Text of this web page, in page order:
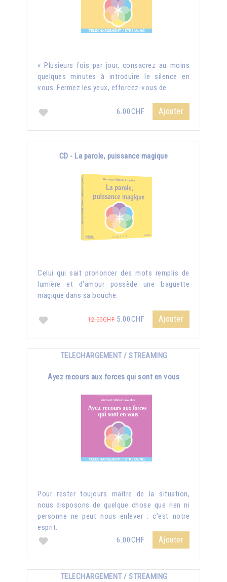
« Plusieurs fois par jour, consacrez au moins
quelques minutes à introduire le silence en
vous. Fermez les yeux, efforcez-vous de ...
6.00CHF Ajouter
CD - La parole, puissance magique
Celui qui sait prononcer des mots remplis de
lumière et d'amour possède une baguette
magique dans sa bouche.
12.00CHF 5.00CHF Ajouter
TELECHARGEMENT / STREAMING
Ayez recours aux forces qui sont en vous
Pour rester toujours maître de la situation,
nous disposons de quelque chose que rien ni
personne ne peut nous enlever : c’est notre
esprit.
6.00CHF
Ajouter
TELECHARGEMENT / STREAMING